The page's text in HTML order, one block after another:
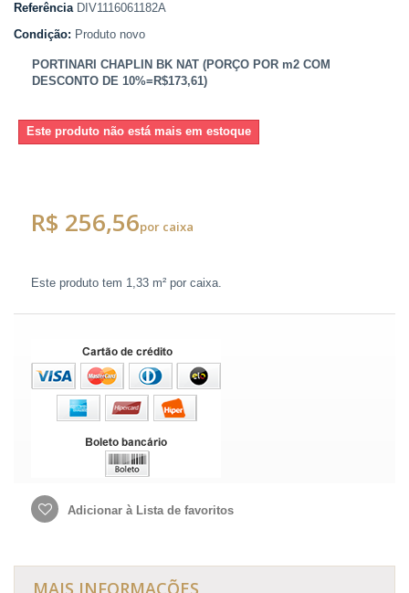
Referência DIV1116061182A
Condição: Produto novo
PORTINARI CHAPLIN BK NAT (PORÇO POR m2 COM
DESCONTO DE 10%=R$173,61)
Este produto não está mais em estoque
R$ 256,56por caixa
Este produto tem 1,33 m² por caixa.
Adicionar à Lista de favoritos
MAIS INFORMAÇÕES